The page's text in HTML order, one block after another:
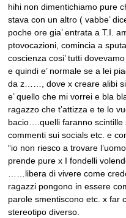
hihi non dimentichiamo pure
stava con un altro ( vabbe’
poche ore gia’ entrata a T.I.
ptovocazioni, comincia a
coscienza cosi’ tutti
e quindi e’ normale se a lei
da z……, dove x creare alibi si
e’ quello che mi vorrei e bla
ragazzo che t’attizza e te lo
bacio….quelli faranno scintille
commenti sui socials etc. e
“io non riesco a trovare
prende pure x I fondelli
……libera di vivere come
ragazzi pongono in essere
parole smentiscono etc. x far
stereotipo diverso.